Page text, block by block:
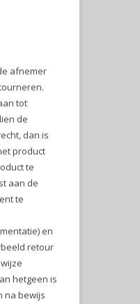
afnemer
tot
de
dan is
product
te
aan de
te
en
retour
hetgeen is
na bewijs